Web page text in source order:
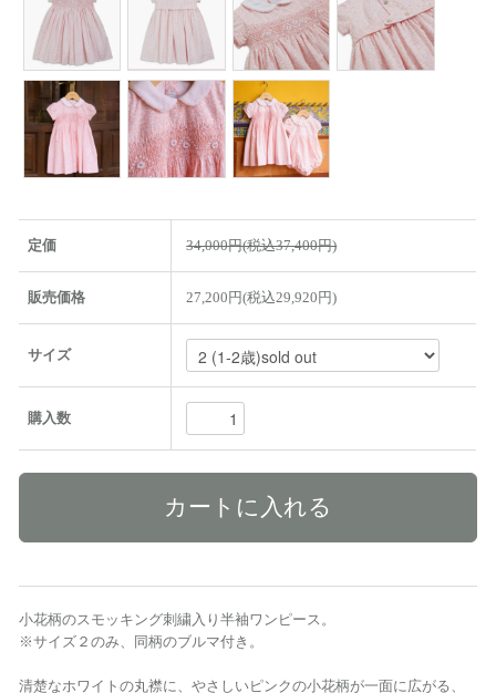
定価 34,000円(税込37,400円)
販売価格 27,200円(税込29,920円)
サイズ
購入数
小花柄のスモッキング刺繍入り半袖ワンピース。
※サイズ２のみ、同柄のブルマ付き。
清楚なホワイトの丸襟に、やさしいピンクの小花柄が一面に広がる、